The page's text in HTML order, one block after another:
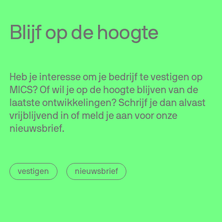
Blijf op de hoogte
Heb je interesse om je bedrijf te vestigen op
MICS? Of wil je op de hoogte blijven van de
laatste ontwikkelingen? Schrijf je dan alvast
vrijblijvend in of meld je aan voor onze
nieuwsbrief.
vestigen nieuwsbrief